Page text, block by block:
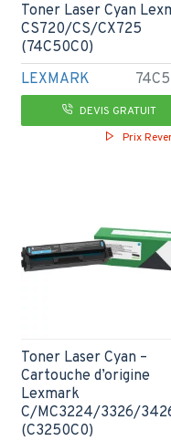
LEXMARK
Toner Laser Cyan
CS720/CS/CX725
(74C50C0)
DEVIS GRATUIT
Prix
Toner Laser Cyan –
Cartouche d’origine
Lexmark
C/MC3224/3326/
(C3250C0)